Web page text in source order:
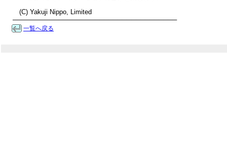
(C) Yakuji Nippo, Limited
────────────────────────────────────
一覧へ戻る